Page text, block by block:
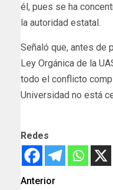
él, pues se ha
la autoridad estatal.
Señaló que, antes de
Ley Orgánica de la
todo el conflicto
Universidad no está
Redes
Anterior